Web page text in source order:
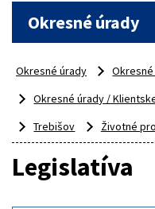
Okresné úrady
Okresné úrady
Okresné úrady /
Trebišov
Životné
Legislatíva